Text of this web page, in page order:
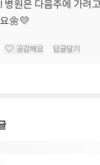
병원은 다음주에 가려
🌼💛
공감해요 답글달기